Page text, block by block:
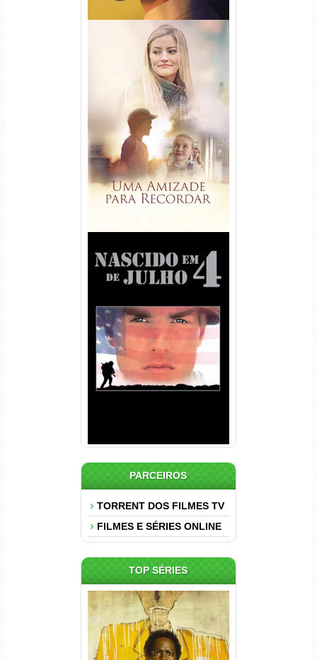
Uma Amizade para Recordar
Torrent (2025) WEB-DL 1080p
Dual Áudio
Nascido em 4 de Julho
Torrent (1989) WEB-DL 1080p
Dual Áudio
PARCEIROS
TORRENT DOS FILMES TV
FILMES E SÉRIES ONLINE
TOP SÉRIES